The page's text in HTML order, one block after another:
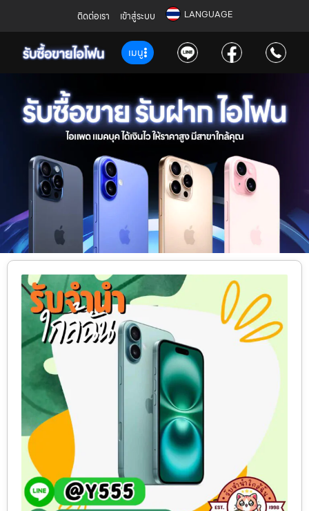
ติดต่อเรา เข้าสู่ระบบ LANGUAGE
เมนู